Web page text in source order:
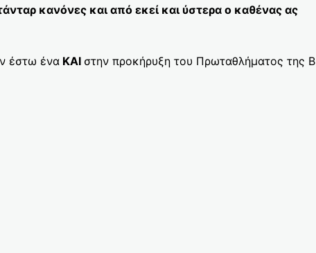
κανόνες και από εκεί και ύστερα ο καθένας ας
έστω έναΚΑΙ στην προκήρυξη του Πρωταθλήματος της Β